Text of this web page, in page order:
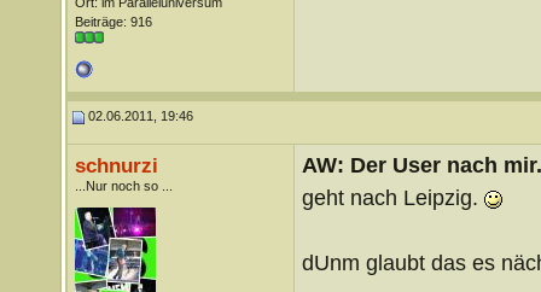
Beiträge: 916
02.06.2011, 19:46
schnurzi
...Nur noch so ...
AW: Der User nach
geht nach Leipzig.
dUnm glaubt das es